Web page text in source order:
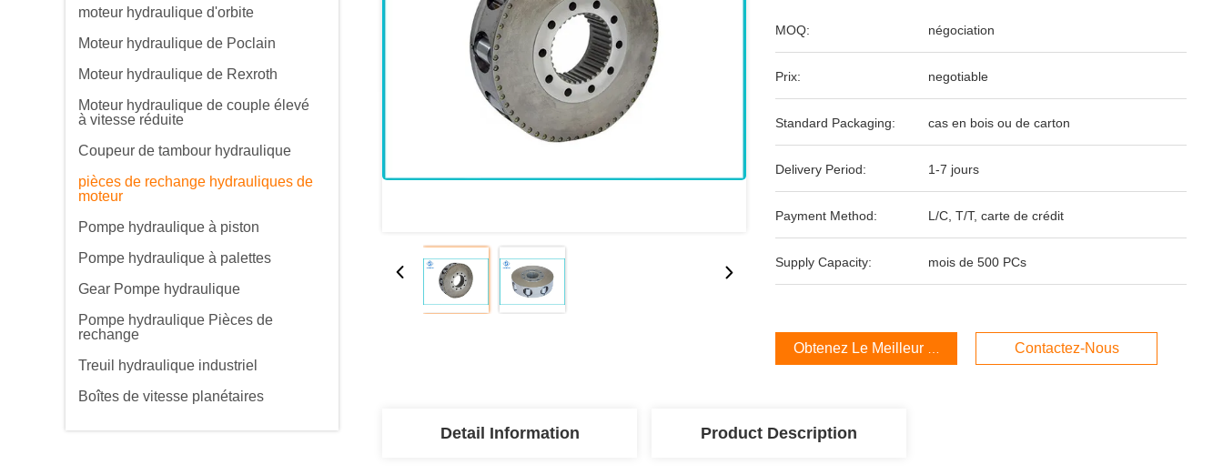
moteur hydraulique d'orbite
Moteur hydraulique de Poclain
Moteur hydraulique de Rexroth
Moteur hydraulique de couple élevé
à vitesse réduite
Coupeur de tambour hydraulique
pièces de rechange hydrauliques de
moteur
Pompe hydraulique à piston
Pompe hydraulique à palettes
Gear Pompe hydraulique
Pompe hydraulique Pièces de
rechange
Treuil hydraulique industriel
Boîtes de vitesse planétaires
MOQ: négociation
Prix: negotiable
Standard Packaging: cas en bois ou de carton
Delivery Period: 1-7 jours
Payment Method: L/C, T/T, carte de crédit
Supply Capacity: mois de 500 PCs
Obtenez Le Meilleur Prix Contactez-Nous
Detail Information Product Description